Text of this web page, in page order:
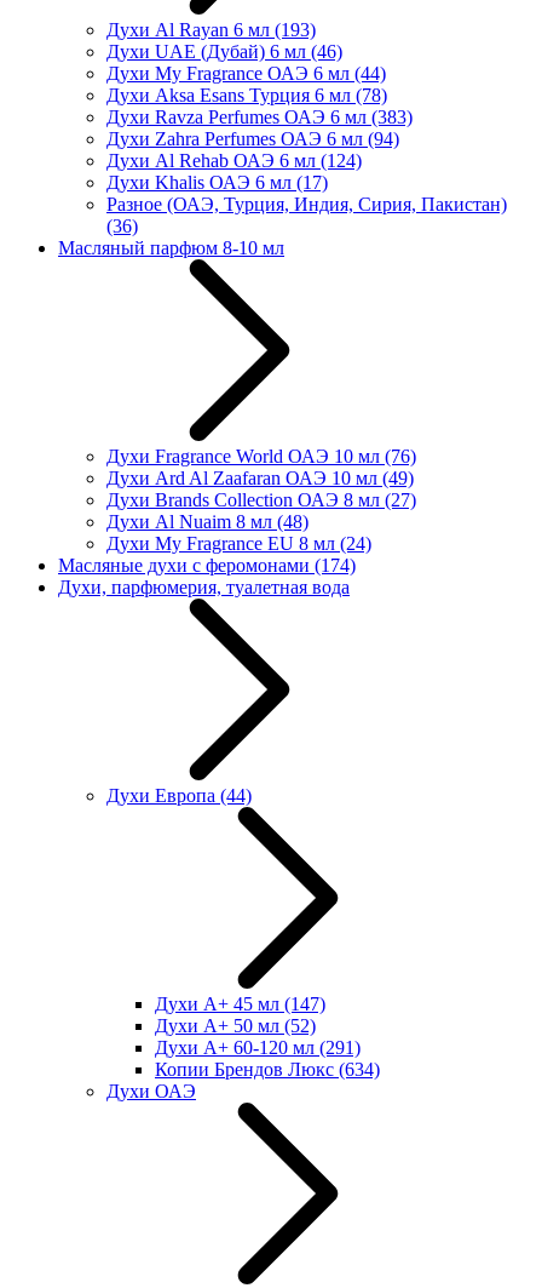
Духи Al Rayan 6 мл (193)
Духи UAE (Дубай) 6 мл (46)
Духи My Fragrance ОАЭ 6 мл (44)
Духи Aksa Esans Турция 6 мл (78)
Духи Ravza Perfumes ОАЭ 6 мл (383)
Духи Zahra Perfumes ОАЭ 6 мл (94)
Духи Al Rehab ОАЭ 6 мл (124)
Духи Khalis ОАЭ 6 мл (17)
Разное (ОАЭ, Турция, Индия, Сирия, Пакистан)
(36)
Масляный парфюм 8-10 мл
Духи Fragrance World ОАЭ 10 мл (76)
Духи Ard Al Zaafaran ОАЭ 10 мл (49)
Духи Brands Collection ОАЭ 8 мл (27)
Духи Al Nuaim 8 мл (48)
Духи My Fragrance EU 8 мл (24)
Масляные духи с феромонами (174)
Духи, парфюмерия, туалетная вода
Духи Европа (44)
Духи А+ 45 мл (147)
Духи А+ 50 мл (52)
Духи А+ 60-120 мл (291)
Копии Брендов Люкс (634)
Духи ОАЭ